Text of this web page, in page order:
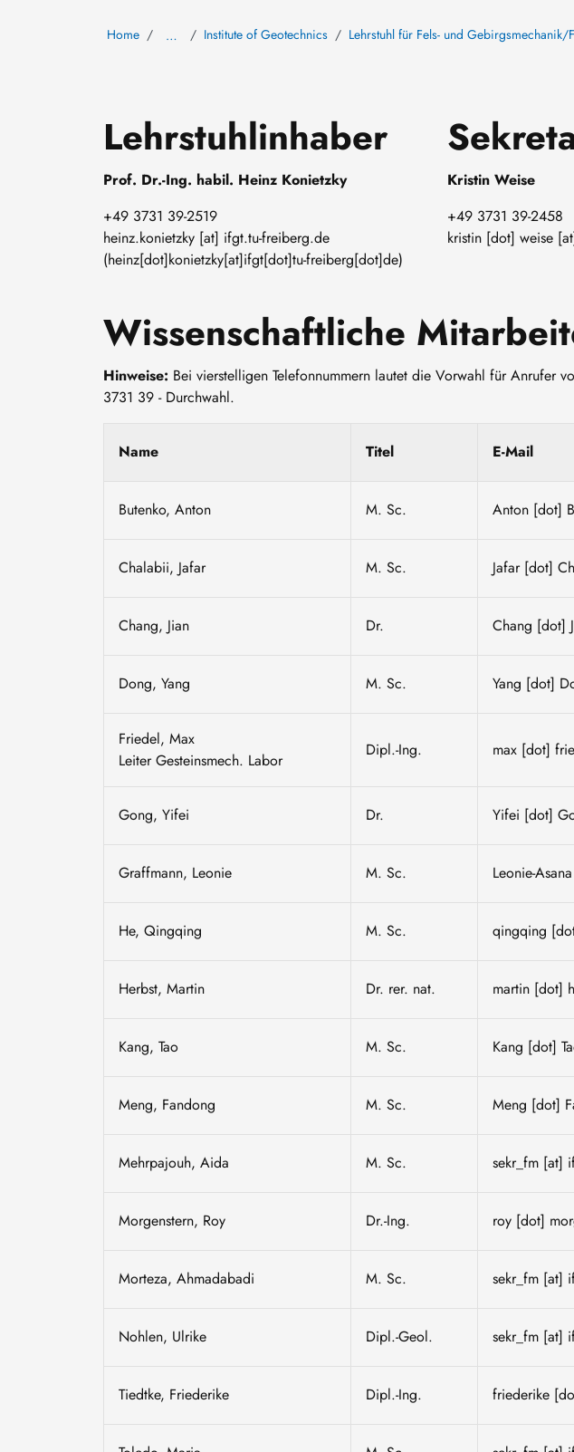
Home … Institute of Geotechnics Lehrstuhl für Fels- und Gebirgsmechanik/
Lehrstuhlinhaber
Prof. Dr.-Ing. habil. Heinz Konietzky
+49 3731 39-2519
heinz.konietzky [at] ifgt.tu-freiberg.de
(heinz[dot]konietzky[at]ifgt[dot]tu-freiberg[dot]de)
Kristin Weise
+49 3731 39-2458
kristin [dot]weise
Wissenschaftliche
Hinweise: Bei vierstelligen Telefonnummern lautet die Vorwahl für Anrufer
3731 39 - Durchwahl.
Name Titel E-Mail
Butenko, Anton M. Sc. Anton [dot]
Chalabii, Jafar M. Sc. Jafar[dot]
Chang, Jian Dr. Chang [dot]
Dong, Yang M. Sc. Yang [dot]
Friedel, Max
Leiter Gesteinsmech. Labor
Dipl.-Ing. max [dot]
Gong, Yifei Dr. Yifei [dot]
Graffmann, Leonie M. Sc. Leonie-Asana
He, Qingqing M. Sc. qingqing
Herbst, Martin Dr. rer. nat. martin [dot]
Kang, Tao M. Sc. Kang [dot]
Meng, Fandong M. Sc. Meng [dot]
Mehrpajouh, Aida M. Sc. sekr_fm [at]
Morgenstern, Roy Dr.-Ing. roy [dot]
Morteza, Ahmadabadi M. Sc. sekr_fm [at]
Nohlen, Ulrike Dipl.-Geol. sekr_fm [at]
Tiedtke, Friederike Dipl.-Ing. friederike